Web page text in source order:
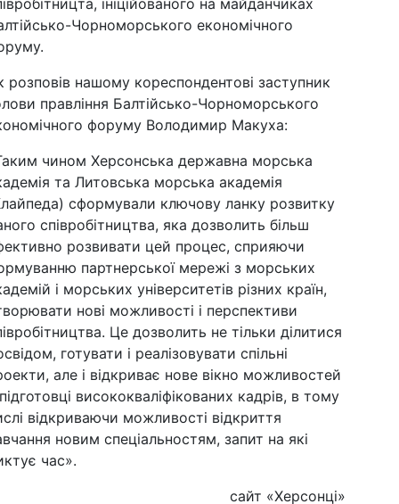
Чорноморського економічного
розповів нашому кореспондентові заступник
правління Балтійсько-Чорноморського
форуму Володимир Макуха:
чином Херсонська державна морська
та Литовська морська академія
сформували ключову ланку розвитку
співробітництва, яка дозволить більш
розвивати цей процес, сприяючи
партнерської мережі з морських
і морських університетів різних країн,
нові можливості і перспективи
Це дозволить не тільки ділитися
готувати і реалізовувати спільні
але і відкриває нове вікно можливостей
висококваліфікованих кадрів, в тому
відкриваючи можливості відкриття
новим спеціальностям, запит на які
час».
сайт «Херсонці»